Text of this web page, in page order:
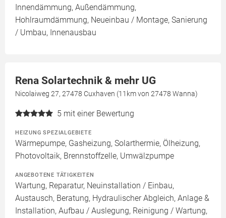
Innendämmung, Außendämmung,
Hohlraumdämmung, Neueinbau / Montage, Sanierung
/ Umbau, Innenausbau
Rena Solartechnik & mehr UG
Nicolaiweg 27, 27478 Cuxhaven (11km von 27478 Wanna)
5 mit einer Bewertung
HEIZUNG SPEZIALGEBIETE
Wärmepumpe, Gasheizung, Solarthermie, Ölheizung,
Photovoltaik, Brennstoffzelle, Umwälzpumpe
ANGEBOTENE TÄTIGKEITEN
Wartung, Reparatur, Neuinstallation / Einbau,
Austausch, Beratung, Hydraulischer Abgleich, Anlage &
Installation, Aufbau / Auslegung, Reinigung / Wartung,